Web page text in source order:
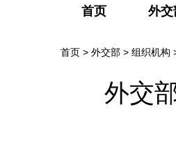
首页 外交
首页 > 外交部 > 组织机构
外交